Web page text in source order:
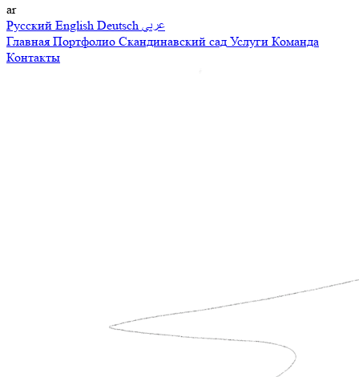
ar
Русский English Deutsch عربي
Главная Портфолио Скандинавский сад Услуги Команда
Контакты